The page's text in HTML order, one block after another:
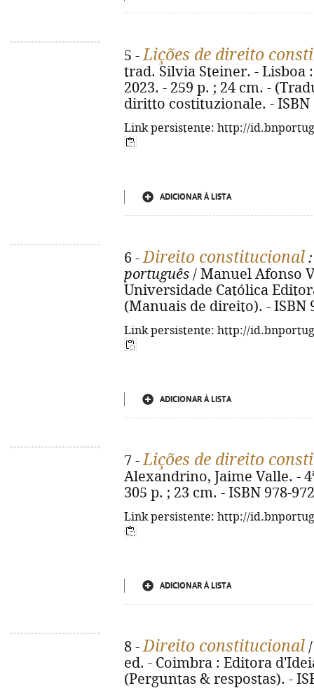
5 -Lições de direito
trad. Silvia Steiner. - Lisboa
2023. - 259 p. ; 24 cm. -
diritto costituzionale. - ISBN
Link persistente: http://
ADICIONAR À LISTA
6 -Direito constitucional
português / Manuel Afonso
Universidade Católica
(Manuais de direito). - ISBN
Link persistente: http://
ADICIONAR À LISTA
7 -Lições de direito
Alexandrino, Jaime Valle. -
305 p. ; 23 cm. - ISBN 978-
Link persistente: http://
ADICIONAR À LISTA
8 -Direito constitucional
ed. - Coimbra : Editora
(Perguntas & respostas). -